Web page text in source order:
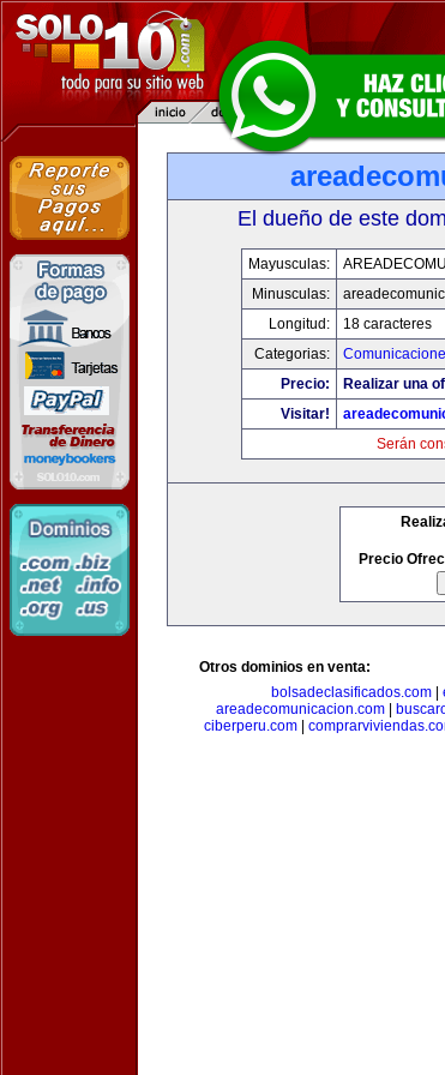
El dueño de este
Mayusculas:
Minusculas:
Longitud:
18 caracteres
Categorias:
Precio:
Realizar una
Visitar!
Serán
Precio
Otros dominios en venta:
bolsadeclasificados.com
areadecomunicacion.com|
ciberperu.com